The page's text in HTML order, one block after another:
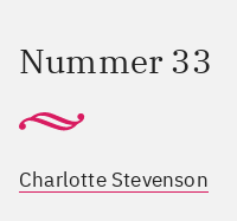
Nummer 33
Charlotte Stevenson